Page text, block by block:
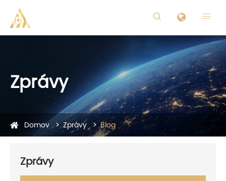
 
Zprávy
Domov Zprávy Blog
Zprávy